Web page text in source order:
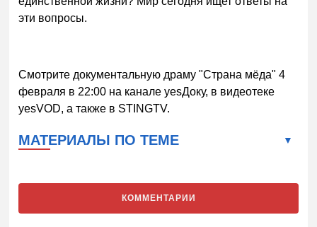
эти вопросы.
Смотрите документальную драму "Страна мёда" 4
февраля в 22:00 на канале yesДоку, в видеотеке
yesVOD, а также в STINGTV.
МАТЕРИАЛЫ ПО ТЕМЕ
КОММЕНТАРИИ